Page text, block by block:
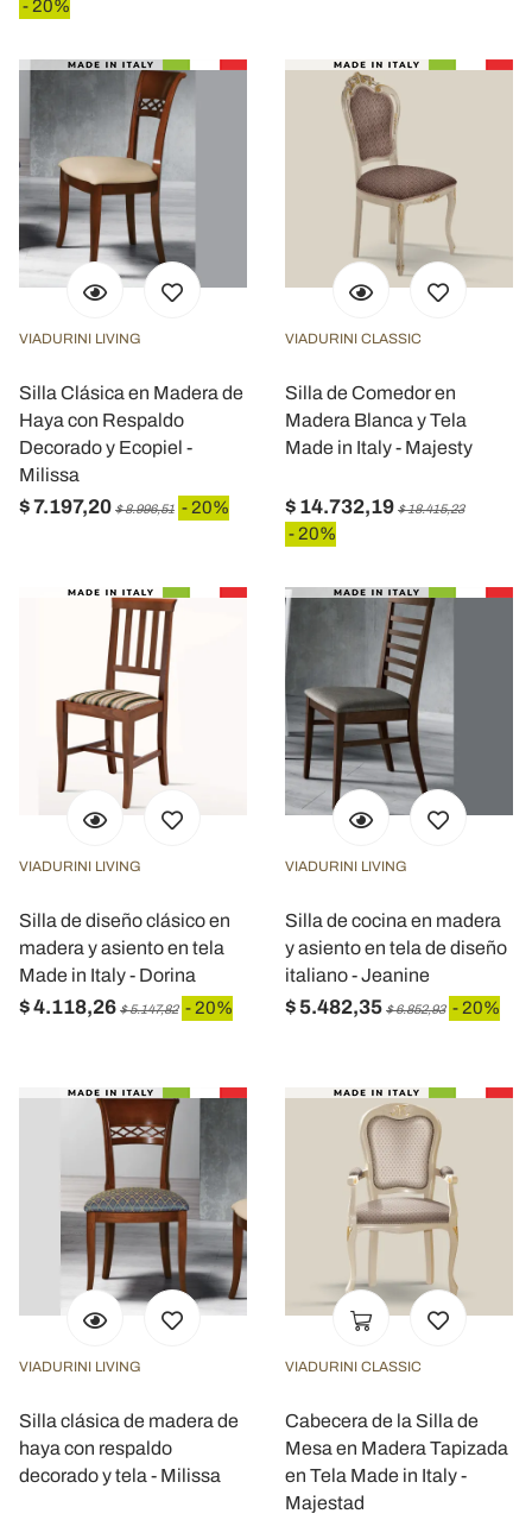
- 20%
VIADURINI LIVING
Silla Clásica en Madera de
Haya con Respaldo
Decorado y Ecopiel -
Milissa
$ 7.197,20 $ 8.996,51 - 20%
VIADURINI CLASSIC
Silla de Comedor en
Madera Blanca y Tela
Made in Italy - Majesty
$ 14.732,19 $ 18.415,23
- 20%
VIADURINI LIVING
Silla de diseño clásico en
madera y asiento en tela
Made in Italy - Dorina
$ 4.118,26 $ 5.147,82 - 20%
VIADURINI LIVING
Silla de cocina en madera
y asiento en tela de diseño
italiano - Jeanine
$ 5.482,35 $ 6.852,93 - 20%
VIADURINI LIVING
Silla clásica de madera de
haya con respaldo
decorado y tela - Milissa
VIADURINI CLASSIC
Cabecera de la Silla de
Mesa en Madera Tapizada
en Tela Made in Italy -
Majestad